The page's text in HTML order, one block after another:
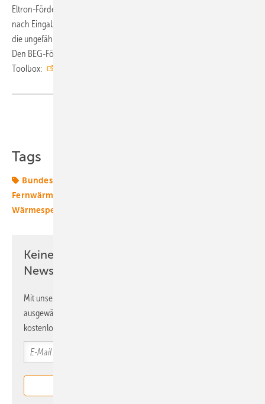
Eltron-Förderrechner sei mit allen wichtigen Daten ausgestattet und
nach Eingabe von nur wenigen Infos zum Projekt schnell in der Lage,
die ungefähre Summe der Förderung zu nennen, so Udo Steinberg.
Den BEG-Förderrechner finden Interessierte hier in der
Toolbox:
Tags
Bundespolitik
Fernwärmenetz
Wärmespeicher
Keine Zeit? Kein Problem mit dem ERE
Newsletter!
Mit unserem Newsletter erhalten Sie regelmäßig von uns
ausgewählte Informationen und Neuigkeiten, gebündelt und
kostenlos direkt ins Postfach.